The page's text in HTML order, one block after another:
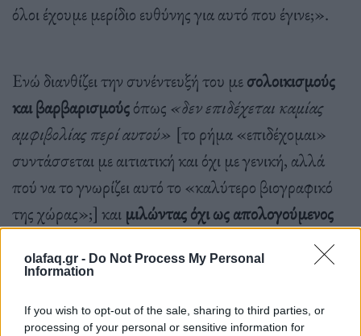
olafaq.gr - Do Not Process My Personal
Information
If you wish to opt-out of the sale, sharing to third parties, or
processing of your personal or sensitive information for
όλοι έχουμε μερίδιο ευθύνης για αυτό που έγινε;».
Ενώ διανθίζει την συνέντευξή του μεσολοικισμούς
και βαρβαρισμούςόπως «δεν επιδέχεται καμίας
αμφιβολίας περί αυτού» [το ρήμα «επιδέχομαι»
συντάσσεται με αιτιατική και όχι με γενική, αλλά
πού να το γνωρίζει αυτό το «καλύτερο βιογραφικό
της χώρας»;] και μιλώντας όχι ως απολογούμενος
για ένα έγκλημα που συνέβη «στην βάρδια του»,
αλλά, προσέξτε, ως ο Απόλυτος Κριτής, Τιμητής
«παθογενειών της ελληνικής κοινωνίας».